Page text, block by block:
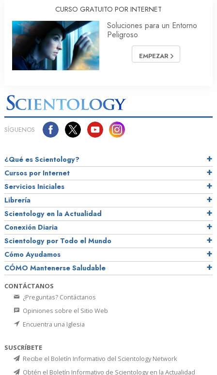
CURSO GRATUITO POR INTERNET
Soluciones para un Entorno
Peligroso
EMPEZAR
SÍGUENOS
¿Qué es Scientology?
Cursos por Internet
Servicios Iniciales
Librería
Scientology en la Actualidad
Conexión Diaria
Scientology por Todo el Mundo
Cómo Ayudamos
CÓMO Mantenerse Saludable
CONTÁCTANOS
¿Preguntas? Contáctanos
Opiniones sobre el Sitio Web
Encuentra una Iglesia
SUSCRÍBETE
Recibe el Boletín Informativo del Scientology Network
Obtén el Boletín Informativo de Scientology en la Actualidad